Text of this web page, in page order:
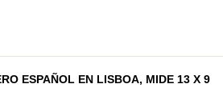
ESPAÑOL EN LISBOA, MIDE 13 X 9